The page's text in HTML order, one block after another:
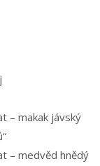
– makak jávský
– medvěd hnědý